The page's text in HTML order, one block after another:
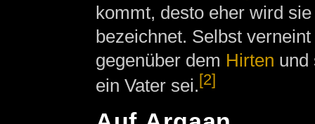
kommt, desto eher wird
bezeichnet. Selbst
gegenüber dem Hirten und
ein Vater sei.[2]